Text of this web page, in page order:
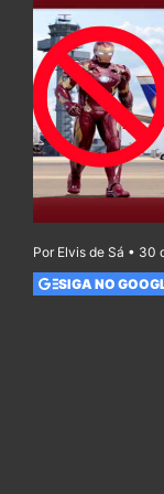
Por Elvis de Sá • 30
SIGA NO